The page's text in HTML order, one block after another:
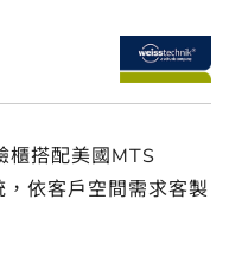
搭配美國MTS
依客戶空間需求客製